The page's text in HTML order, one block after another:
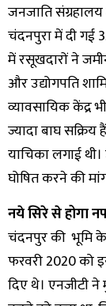
जनजाति
चंदनपुरा में दी गई
में रसूखदारों ने
और उद्योगपति
व्यावसायिक केंद्र
ज्यादा बाघ
याचिका लगाई थी।
घोषित करने की
नये सिरे से होगा
चंदनपुर की भूमि
फरवरी 2020 को
दिए थे। एनजीटी